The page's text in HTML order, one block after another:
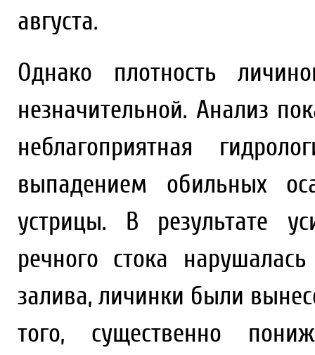
августа.
Однако плотность
незначительной. Анализ
неблагоприятная
выпадением обильных
устрицы. В результате
речного стока
залива, личинки были
того, существенно